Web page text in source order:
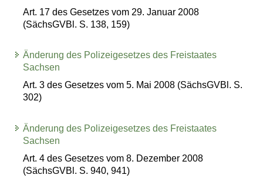
Art. 17 des Gesetzes vom 29. Januar 2008
(SächsGVBl. S. 138, 159)
Änderung des Polizeigesetzes des Freistaates
Sachsen
Art. 3 des Gesetzes vom 5. Mai 2008 (SächsGVBl. S.
302)
Änderung des Polizeigesetzes des Freistaates
Sachsen
Art. 4 des Gesetzes vom 8. Dezember 2008
(SächsGVBl. S. 940, 941)